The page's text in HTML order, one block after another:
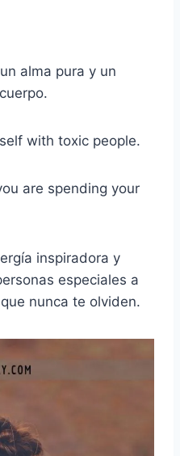
alma pura y un
with toxic people.
are spending your
inspiradora y
especiales a
nunca te olviden.